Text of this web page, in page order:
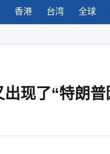
香港 台湾 全球
现了“特朗普